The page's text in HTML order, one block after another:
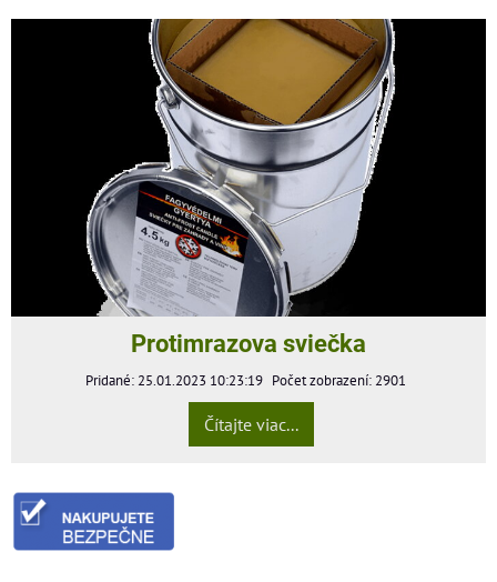
Protimrazova sviečka
Pridané: 25.01.2023 10:23:19 Počet zobrazení: 2901
Čítajte viac...